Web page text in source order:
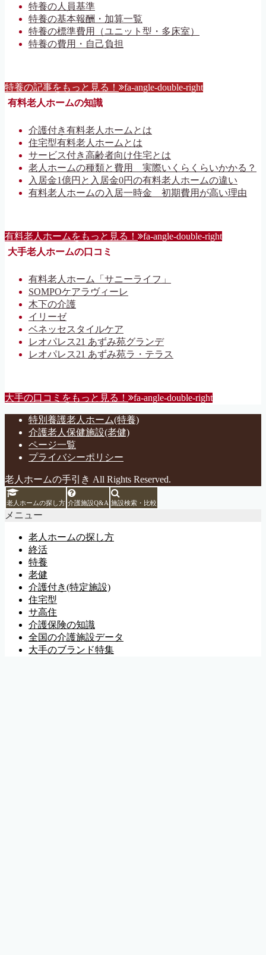
特養の人員基準
特養の基本報酬・加算一覧
特養の標準費用（ユニット型・多床室）
特養の費用・自己負担
特養の記事をもっと見る！ fa-angle-double-right
有料老人ホームの知識
介護付き有料老人ホームとは
住宅型有料老人ホームとは
サービス付き高齢者向け住宅とは
老人ホームの種類と費用 実際いくらくらいかかる？
入居金1億円と入居金0円の有料老人ホームの違い
有料老人ホームの入居一時金 初期費用が高い理由
有料老人ホームをもっと見る！ fa-angle-double-right
大手老人ホームの口コミ
有料老人ホーム「サニーライフ」
SOMPOケアラヴィーレ
木下の介護
イリーゼ
ベネッセスタイルケア
レオパレス21 あずみ苑グランデ
レオパレス21 あずみ苑ラ・テラス
大手の口コミをもっと見る！ fa-angle-double-right
特別養護老人ホーム(特養)
介護老人保健施設(老健)
ページ一覧
プライバシーポリシー
老人ホームの手引き All Rights Reserved.
老人ホームの探し方 介護施設Q&A 施設検索・比較
メニュー
老人ホームの探し方
終活
特養
老健
介護付き(特定施設)
住宅型
サ高住
介護保険の知識
全国の介護施設データ
大手のブランド特集